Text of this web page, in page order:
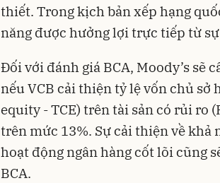
thiết. Trong kịch bản xếp hạng
năng được hưởng lợi trực tiếp từ
Đối với đánh giá BCA, Moody’s sẽ
nếu VCB cải thiện tỷ lệ vốn chủ
equity - TCE) trên tài sản có rủi ro
trên mức 13%. Sự cải thiện về
hoạt động ngân hàng cốt lõi cũng
BCA.